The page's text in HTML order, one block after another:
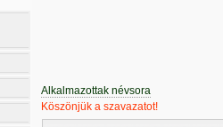
Alkalmazottak névsora
Köszönjük a szavazatot!